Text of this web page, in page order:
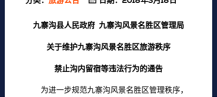
九寨沟县人民政府 九寨沟风景名胜区管理局
关于维护九寨沟风景名胜区旅游秩序
禁止沟内留宿等违法行为的通告
为进一步规范九寨沟风景名胜区管理秩序，